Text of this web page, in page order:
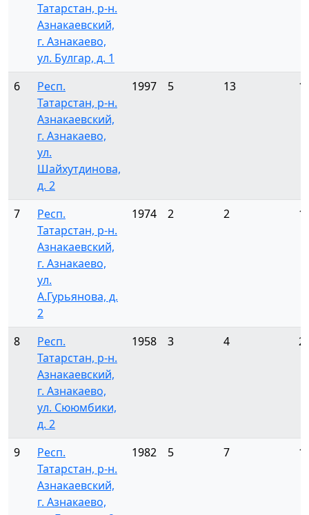
Татарстан, р-н.
Азнакаевский,
г. Азнакаево,
ул. Булгар, д. 1
6
Респ.
Татарстан, р-н.
Азнакаевский,
г. Азнакаево,
ул.
Шайхутдинова,
д. 2
1997 5 13
7
Респ.
Татарстан, р-н.
Азнакаевский,
г. Азнакаево,
ул.
А.Гурьянова, д.
2
1974 2 2
8
Респ.
Татарстан, р-н.
Азнакаевский,
г. Азнакаево,
ул. Сююмбики,
д. 2
1958 3 4
9
Респ.
Татарстан, р-н.
Азнакаевский,
г. Азнакаево,
1982 5 7